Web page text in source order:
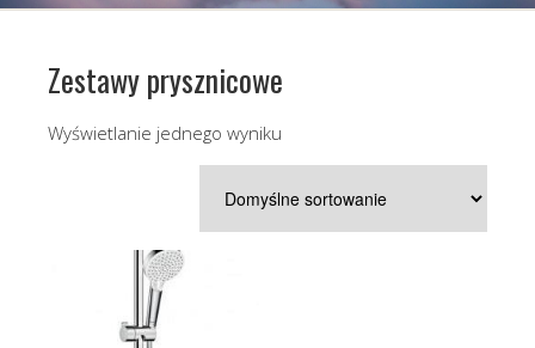
Zestawy prysznicowe
Wyświetlanie jednego wyniku